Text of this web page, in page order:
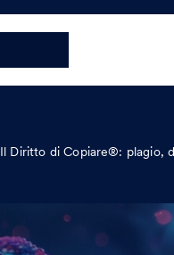
Il Diritto di Copiare®: plagio,